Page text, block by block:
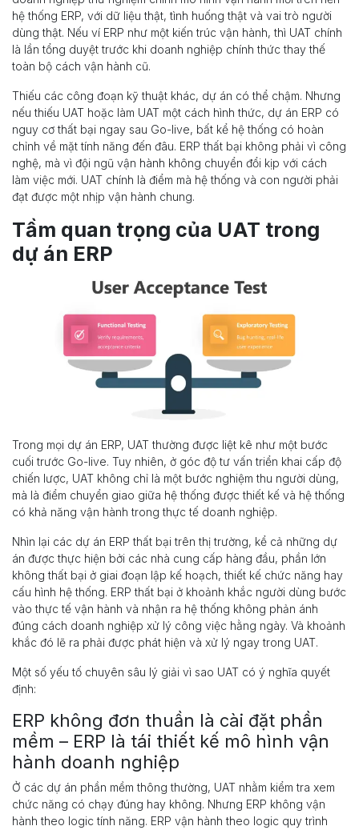
hệ thống ERP, với dữ liệu thật, tình huống thật và vai trò người
dùng thật. Nếu ví ERP như một kiến trúc vận hành, thì UAT chính
là lần tổng duyệt trước khi doanh nghiệp chính thức thay thế
toàn bộ cách vận hành cũ.
Thiếu các công đoạn kỹ thuật khác, dự án có thể chậm. Nhưng
nếu thiếu UAT hoặc làm UAT một cách hình thức, dự án ERP có
nguy cơ thất bại ngay sau Go-live, bất kể hệ thống có hoàn
chỉnh về mặt tính năng đến đâu. ERP thất bại không phải vì công
nghệ, mà vì đội ngũ vận hành không chuyển đổi kịp với cách
làm việc mới. UAT chính là điểm mà hệ thống và con người phải
đạt được một nhịp vận hành chung.
Tầm quan trọng của UAT trong
dự án ERP
Trong mọi dự án ERP, UAT thường được liệt kê như một bước
cuối trước Go-live. Tuy nhiên, ở góc độ tư vấn triển khai cấp độ
chiến lược, UAT không chỉ là một bước nghiệm thu người dùng,
mà là điểm chuyển giao giữa hệ thống được thiết kế và hệ thống
có khả năng vận hành trong thực tế doanh nghiệp.
Nhìn lại các dự án ERP thất bại trên thị trường, kể cả những dự
án được thực hiện bởi các nhà cung cấp hàng đầu, phần lớn
không thất bại ở giai đoạn lập kế hoạch, thiết kế chức năng hay
cấu hình hệ thống. ERP thất bại ở khoảnh khắc người dùng bước
vào thực tế vận hành và nhận ra hệ thống không phản ánh
đúng cách doanh nghiệp xử lý công việc hằng ngày. Và khoảnh
khắc đó lẽ ra phải được phát hiện và xử lý ngay trong UAT.
Một số yếu tố chuyên sâu lý giải vì sao UAT có ý nghĩa quyết
định:
ERP không đơn thuần là cài đặt phần
mềm – ERP là tái thiết kế mô hình vận
hành doanh nghiệp
Ở các dự án phần mềm thông thường, UAT nhằm kiểm tra xem
chức năng có chạy đúng hay không. Nhưng ERP không vận
hành theo logic tính năng. ERP vận hành theo logic quy trình